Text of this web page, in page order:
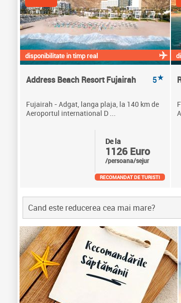
disponibilitate in timp real
Address Beach Resort Fujairah 5★
Fujairah - Adgat, langa plaja, la 140 km de
Aeroportul international D ...
De la
1126 Euro
/persoana/sejur
RECOMANDAT DE TURISTI
Cand este reducerea cea mai mare?